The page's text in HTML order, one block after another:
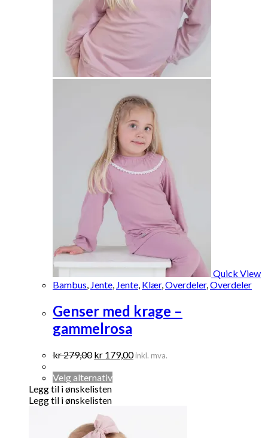
Quick View
Bambus, Jente, Jente, Klær,Overdeler,Overdeler
Genser med krage –
gammelrosa
kr279,00 Opprinnelig
var:
kr 279,00.
kr 179,00Nåværende
inkl. mva.
Velg alternativDette
varianter.
Alternativene
Legg til i ønskelisten
Legg til i ønskelisten